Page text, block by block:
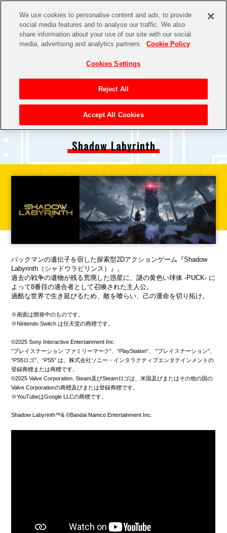
Shadow Labyrinth
パックマンの遺伝子を宿した探索型2Dアクションゲーム『Shadow
Labyrinth（シャドウラビリンス）』。
過去の戦争の遺物が残る荒廃した惑星に、謎の黄色い球体 -PUCK- に
よって8番目の適合者として召喚された主人公。
過酷な世界で生き延びるため、敵を喰らい、己の運命を切り拓け。
※画面は開発中のものです。
※Nintendo Switch は任天堂の商標です。
©2025 Sony Interactive Entertainment Inc.
“プレイステーション ファミリーマーク”、“PlayStation”、 “プレイステーション”、
“PS5ロゴ”、“PS5” は、株式会社ソニー・インタラクティブエンタテインメントの
登録商標または商標です。
©2025 Valve Corporation. Steam及びSteamロゴは、米国及びまたはその他の国の
Valve Corporationの商標及びまたは登録商標です。
※YouTubeはGoogle LLCの商標です。
Shadow Labyrinth™& ©Bandai Namco Entertainment Inc.
We use cookies to personalise content and ads, to provide
social media features and to analyse our traffic. We also
share information about your use of our site with our social
media, advertising and analytics partners.
Cookie Policy
Cookies Settings
Reject All
Accept All Cookies